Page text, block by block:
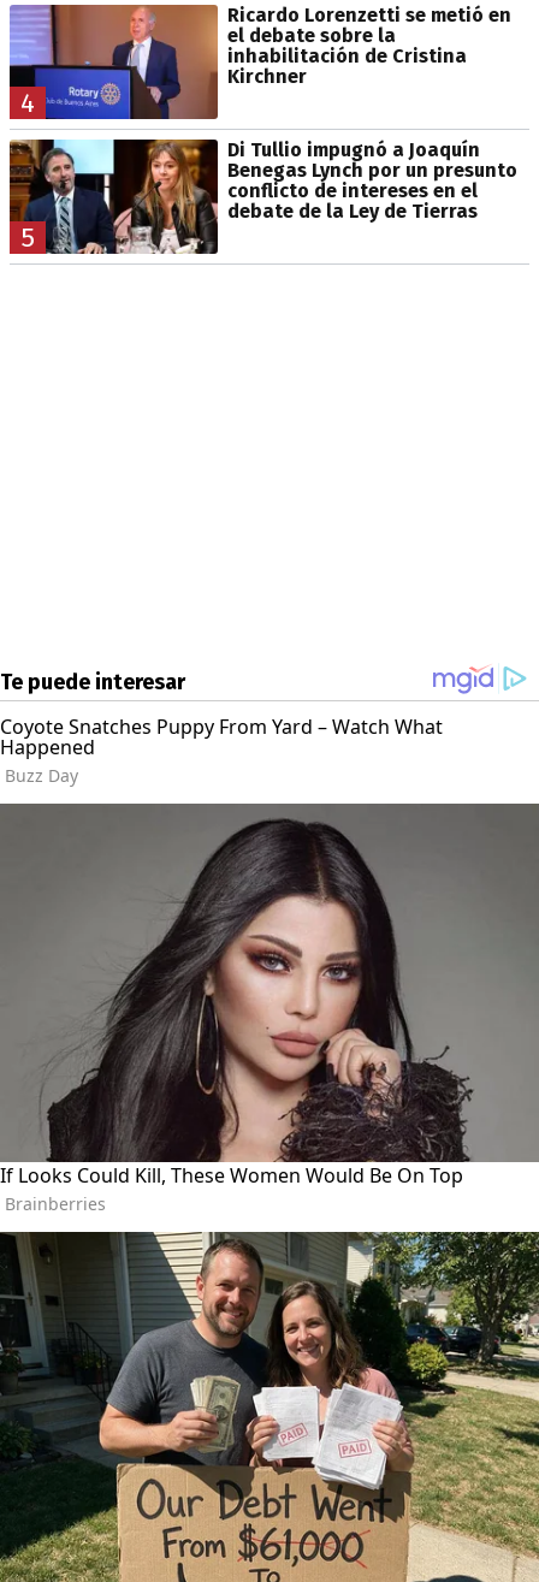
4
Ricardo Lorenzetti se metió en
el debate sobre la
inhabilitación de Cristina
Kirchner
5
Di Tullio impugnó a Joaquín
Benegas Lynch por un presunto
conflicto de intereses en el
debate de la Ley de Tierras